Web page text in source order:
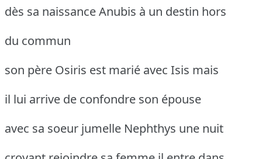
dès sa naissance Anubis à un destin hors
du commun
son père Osiris est marié avec Isis mais
il lui arrive de confondre son épouse
avec sa soeur jumelle Nephthys une nuit